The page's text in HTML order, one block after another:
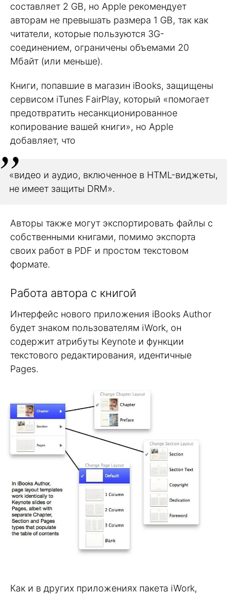
составляет 2 GB, но Apple рекомендует
авторам не превышать размера 1 GB, так как
читатели, которые пользуются 3G-
соединением, ограничены объемами 20
Mбайт (или меньше).
Книги, попавшие в магазин iBooks, защищены
сервисом iTunes FairPlay, который «помогает
предотвратить несанкционированное
копирование вашей книги», но Apple
добавляет, что
«видео и аудио, включенное в HTML-виджеты,
не имеет защиты DRM».
Авторы также могут экспортировать файлы с
собственными книгами, помимо экспорта
своих работ в PDF и простом текстовом
формате.
Работа автора с книгой
Интерфейс нового приложения iBooks Author
будет знаком пользователям iWork, он
содержит атрибуты Keynote и функции
текстового редактирования, идентичные
Pages.
Как и в других приложениях пакета iWork,